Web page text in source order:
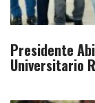
Presidente
Universitario